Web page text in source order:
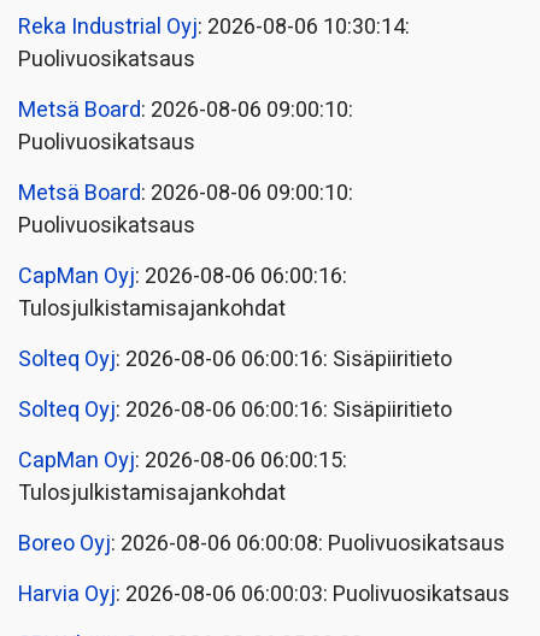
Reka Industrial Oyj: 2026-08-06 10:30:14:
Puolivuosikatsaus
Metsä Board: 2026-08-06 09:00:10:
Puolivuosikatsaus
Metsä Board: 2026-08-06 09:00:10:
Puolivuosikatsaus
CapMan Oyj: 2026-08-06 06:00:16:
Tulosjulkistamisajankohdat
Solteq Oyj: 2026-08-06 06:00:16: Sisäpiiritieto
Solteq Oyj: 2026-08-06 06:00:16: Sisäpiiritieto
CapMan Oyj: 2026-08-06 06:00:15:
Tulosjulkistamisajankohdat
Boreo Oyj: 2026-08-06 06:00:08: Puolivuosikatsaus
Harvia Oyj: 2026-08-06 06:00:03: Puolivuosikatsaus